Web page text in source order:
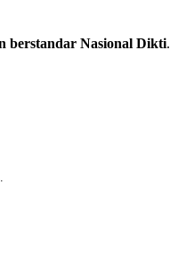
berstandar Nasional Dikti.